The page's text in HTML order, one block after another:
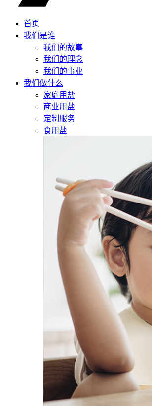
首页
我们是谁
我们的故事
我们的理念
我们的事业
我们做什么
家庭用盐
商业用盐
定制服务
食用盐